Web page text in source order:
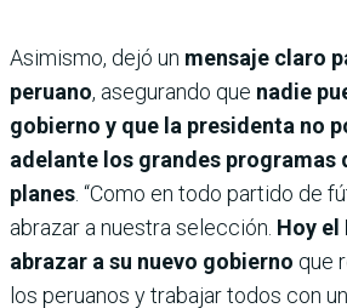
Asimismo, dejó un mensaje claro
peruano, asegurando que nadie
gobierno y que la presidenta no
adelante los grandes programas
planes. “Como en todo partido de
abrazar a nuestra selección. Hoy el
abrazar a su nuevo gobierno que
los peruanos y trabajar todos con